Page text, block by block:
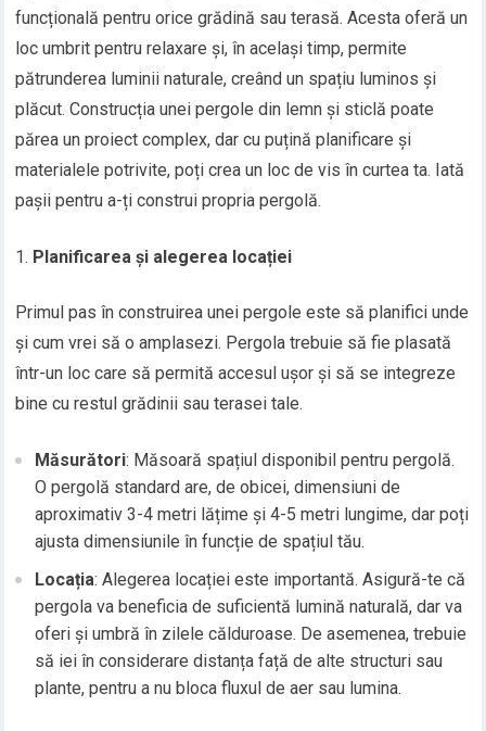
funcțională pentru orice grădină sau terasă. Acesta oferă un
loc umbrit pentru relaxare și, în același timp, permite
pătrunderea luminii naturale, creând un spațiu luminos și
plăcut. Construcția unei pergole din lemn și sticlă poate
părea un proiect complex, dar cu puțină planificare și
materialele potrivite, poți crea un loc de vis în curtea ta. Iată
pașii pentru a-ți construi propria pergolă.
Planificarea și alegerea locației
Primul pas în construirea unei pergole este să planifici unde
și cum vrei să o amplasezi. Pergola trebuie să fie plasată
într-un loc care să permită accesul ușor și să se integreze
bine cu restul grădinii sau terasei tale.
Măsurători: Măsoară spațiul disponibil pentru pergolă.
O pergolă standard are, de obicei, dimensiuni de
aproximativ 3-4 metri lățime și 4-5 metri lungime, dar poți
ajusta dimensiunile în funcție de spațiul tău.
Locația: Alegerea locației este importantă. Asigură-te că
pergola va beneficia de suficientă lumină naturală, dar va
oferi și umbră în zilele călduroase. De asemenea, trebuie
să iei în considerare distanța față de alte structuri sau
plante, pentru a nu bloca fluxul de aer sau lumina.